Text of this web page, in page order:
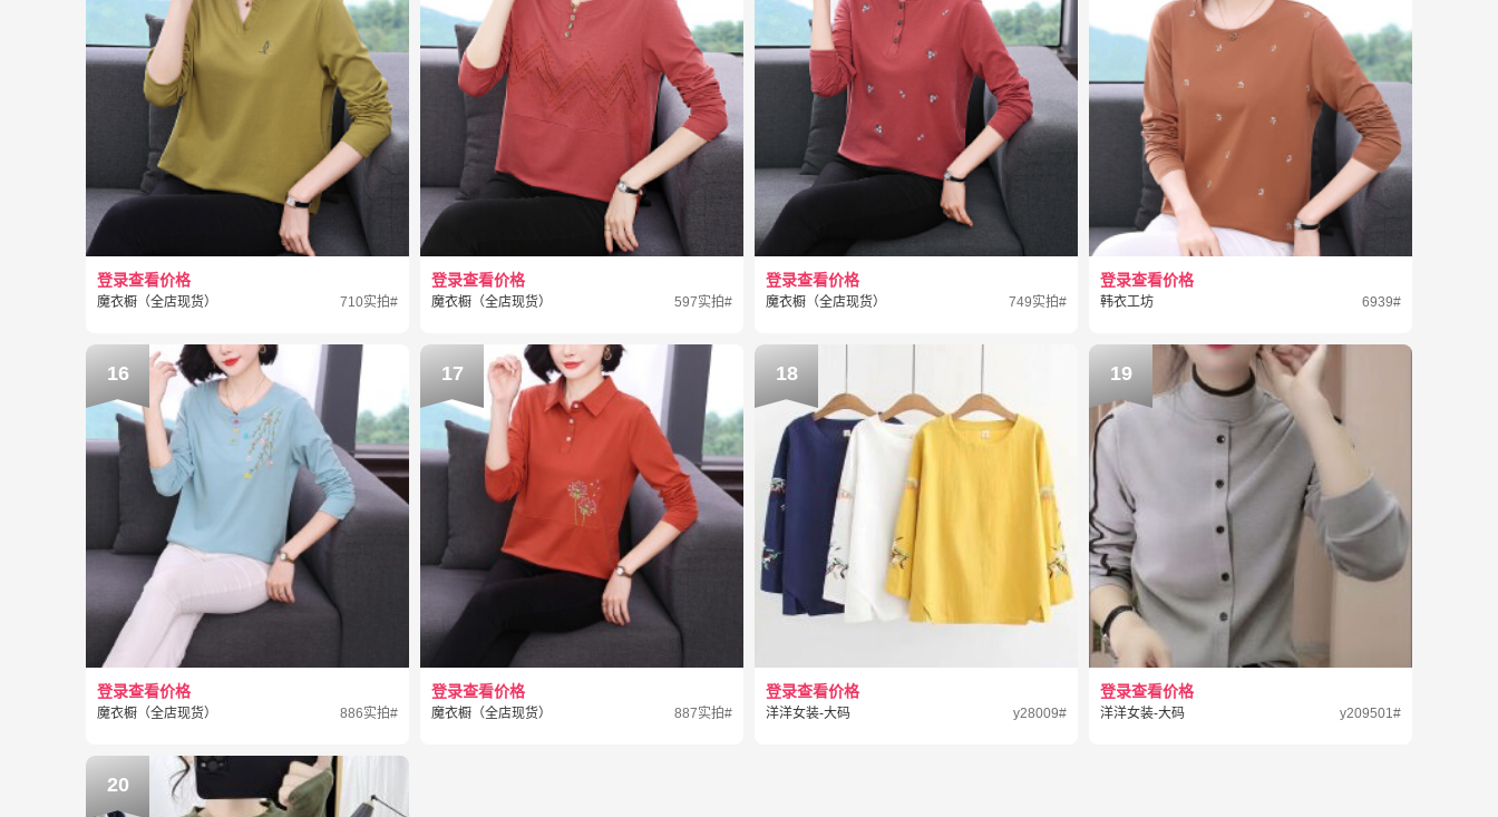
登录查看价格
魔衣橱（全店现货） 710实拍#
登录查看价格
魔衣橱（全店现货） 597实拍#
登录查看价格
魔衣橱（全店现货） 749实拍#
登录查看价格
韩衣工坊 6939#
登录查看价格
魔衣橱（全店现货） 886实拍#
16
登录查看价格
魔衣橱（全店现货） 887实拍#
17
登录查看价格
洋洋女装-大码 y28009#
18
登录查看价格
洋洋女装-大码 y209501#
19
20